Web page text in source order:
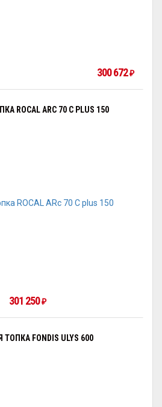
300 672 ₽
ROCAL ARC 70 C PLUS 150
301 250 ₽
FONDIS ULYS 600